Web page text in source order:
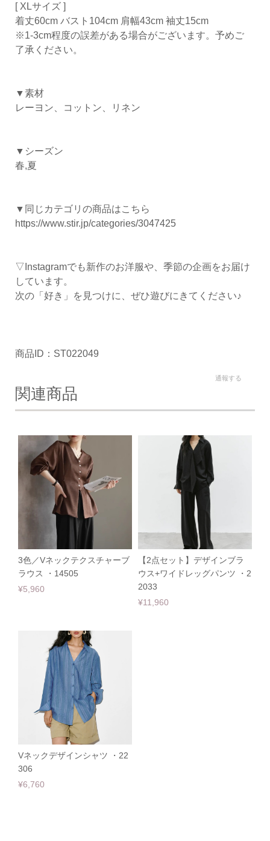
[ XLサイズ ]
着丈60cm バスト104cm 肩幅43cm 袖丈15cm
※1-3cm程度の誤差がある場合がございます。予めご
了承ください。
▼素材
レーヨン、コットン、リネン
▼シーズン
春,夏
▼同じカテゴリの商品はこちら
https://www.stir.jp/categories/3047425
▽Instagramでも新作のお洋服や、季節の企画をお届け
しています。
次の「好き」を見つけに、ぜひ遊びにきてください♪
商品ID：ST022049
通報する
関連商品
3色／Vネックテクスチャーブ
ラウス ・14505
¥5,960
【2点セット】デザインブラ
ウス+ワイドレッグパンツ ・2
2033
¥11,960
Vネックデザインシャツ ・22
306
¥6,760